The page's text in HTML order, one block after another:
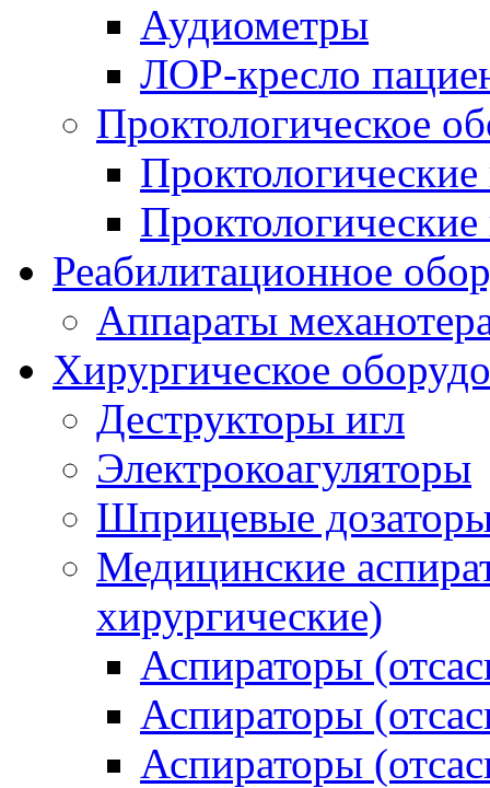
Аудиометры
ЛОР-кресло
Проктологическое
Проктологические
Реабилитационное
Аппараты
Хирургическое
Деструкторы игл
Электрокоагуляторы
Шприцевые
Медицинские
хирургические)
Аспираторы
Аспираторы
Аспираторы